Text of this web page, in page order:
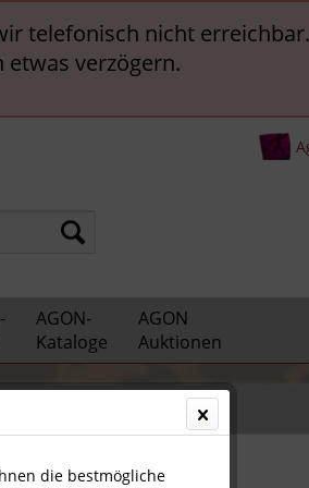
telefonisch nicht
verzögern.
AGON-
Kataloge
AGON
Auktionen
die bestmögliche